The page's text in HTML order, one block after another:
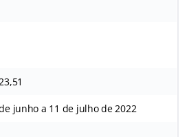
junho a 11 de julho de 2022